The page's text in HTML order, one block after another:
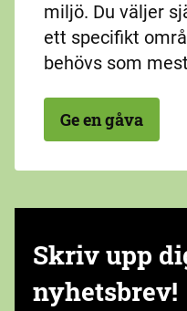
miljö. Du väljer
ett specifikt
behövs som
Ge en gåva
Skriv upp
nyhetsbrev!